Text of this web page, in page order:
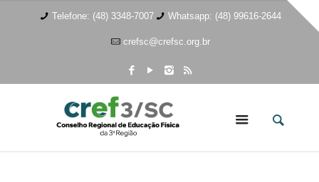
Telefone: (48) 3348-7007 Whatsapp: (48) 99616-2644
crefsc@crefsc.org.br